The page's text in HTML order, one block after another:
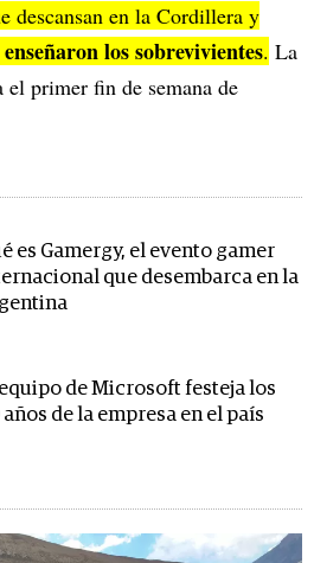
descansan en la Cordillera y
los sobrevivientes. La
primer fin de semana de
es Gamergy, el evento gamer
que desembarca en la
de Microsoft festeja los
años de la empresa en el país